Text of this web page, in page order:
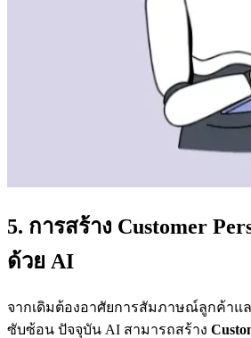
5. การสร้าง Customer
ด้วย AI
จากเดิมต้องอาศัยการสัมภาษณ์ลูกค้าแ
ซับซ้อน ปัจจุบัน AI สามารถสร้าง